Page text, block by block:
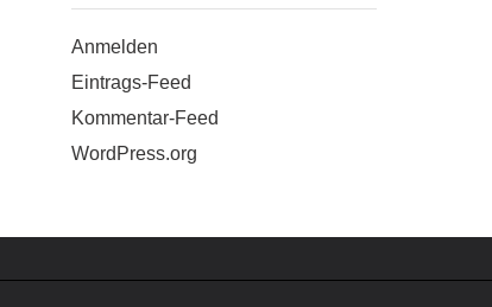
Anmelden
Eintrags-Feed
Kommentar-Feed
WordPress.org